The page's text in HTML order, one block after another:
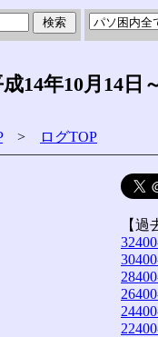
年10月14日
> ログTOP
【